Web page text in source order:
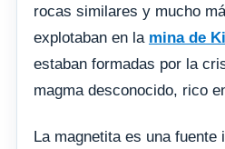
rocas similares y mucho
explotaban en la mina de
estaban formadas por la
magma desconocido, rico
La magnetita es una fuente